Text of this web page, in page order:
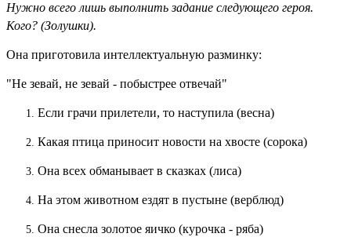
Нужно всего лишь выполнить задание следующего героя.
Кого? (Золушки).
Она приготовила интеллектуальную разминку:
"Не зевай, не зевай - побыстрее отвечай"
Если грачи прилетели, то наступила (весна)
Какая птица приносит новости на хвосте (сорока)
Она всех обманывает в сказках (лиса)
На этом животном ездят в пустыне (верблюд)
Она снесла золотое яичко (курочка - ряба)